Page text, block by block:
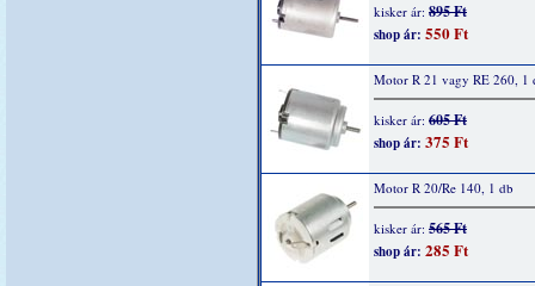
kisker ár: 895 Ft
shop ár: 550 Ft
Motor R 21 vagy RE 260, 1
kisker ár: 605 Ft
shop ár: 375 Ft
Motor R 20/Re 140, 1 db
kisker ár: 565 Ft
shop ár: 285 Ft